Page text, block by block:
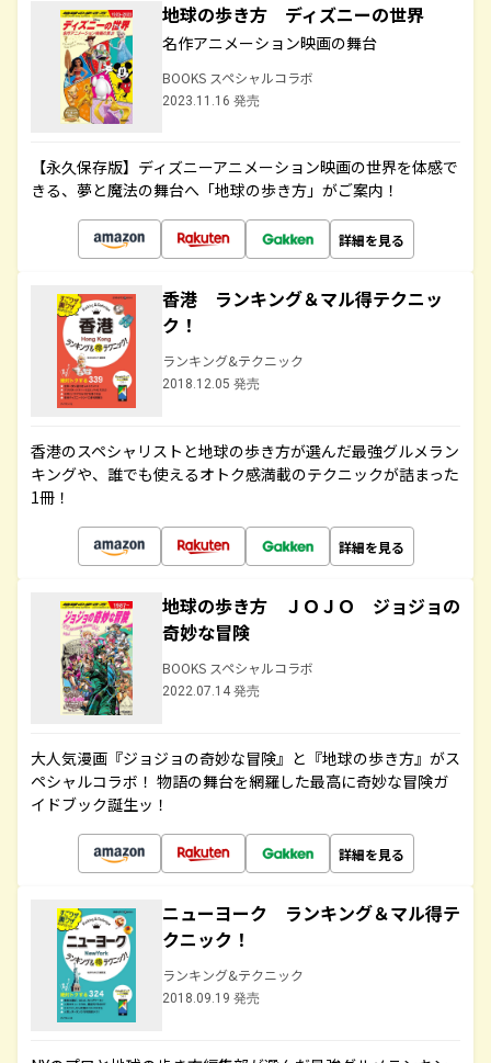
地球の歩き方 ディズニーの世界
名作アニメーション映画の舞台
BOOKS スペシャルコラボ
2023.11.16 発売
【永久保存版】ディズニーアニメーション映画の世界を体感で
きる、夢と魔法の舞台へ「地球の歩き方」がご案内！
詳細を見る
香港 ランキング＆マル得テクニッ
ク！
ランキング&テクニック
2018.12.05 発売
香港のスペシャリストと地球の歩き方が選んだ最強グルメラン
キングや、誰でも使えるオトク感満載のテクニックが詰まった
1冊！
詳細を見る
地球の歩き方 ＪＯＪＯ ジョジョの
奇妙な冒険
BOOKS スペシャルコラボ
2022.07.14 発売
大人気漫画『ジョジョの奇妙な冒険』と『地球の歩き方』がス
ペシャルコラボ！ 物語の舞台を網羅した最高に奇妙な冒険ガ
イドブック誕生ッ！
詳細を見る
ニューヨーク ランキング＆マル得テ
クニック！
ランキング&テクニック
2018.09.19 発売